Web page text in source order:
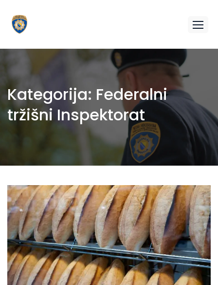
Kategorija: Federalni
tržišni Inspektorat